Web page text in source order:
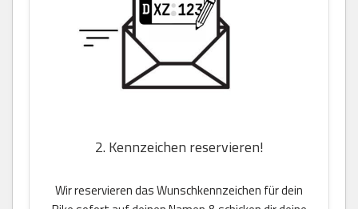
2. Kennzeichen reservieren!
Wir reservieren das Wunschkennzeichen für dein